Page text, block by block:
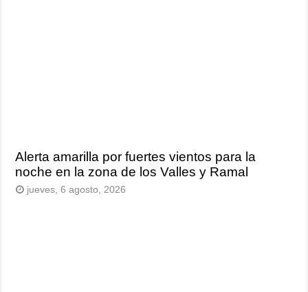
Alerta amarilla por fuertes vientos para la
noche en la zona de los Valles y Ramal
jueves, 6 agosto, 2026